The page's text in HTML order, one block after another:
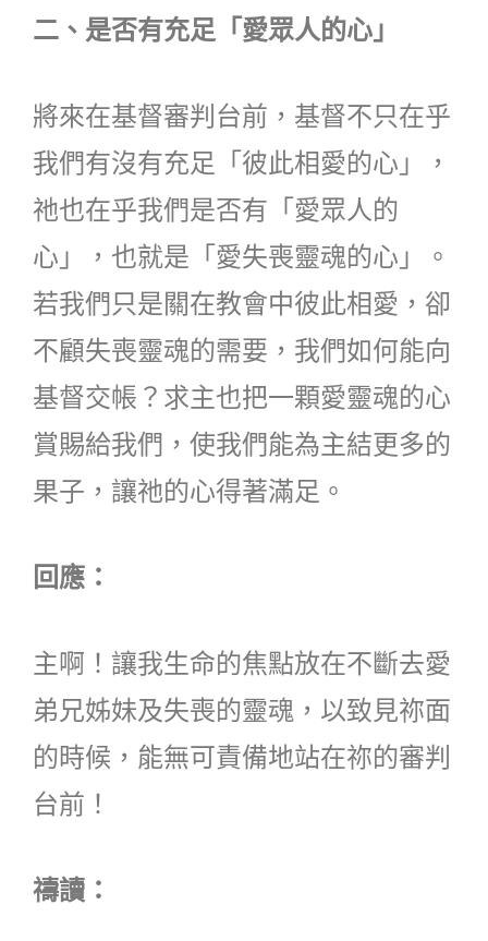
二、是否有充足「愛眾人的心」
將來在基督審判台前，基督不只在乎
我們有沒有充足「彼此相愛的心」，
祂也在乎我們是否有「愛眾人的
心」，也就是「愛失喪靈魂的心」。
若我們只是關在教會中彼此相愛，卻
不顧失喪靈魂的需要，我們如何能向
基督交帳？求主也把一顆愛靈魂的心
賞賜給我們，使我們能為主結更多的
果子，讓祂的心得著滿足。
回應：
主啊！讓我生命的焦點放在不斷去愛
弟兄姊妹及失喪的靈魂，以致見祢面
的時候，能無可責備地站在祢的審判
台前！
禱讀：